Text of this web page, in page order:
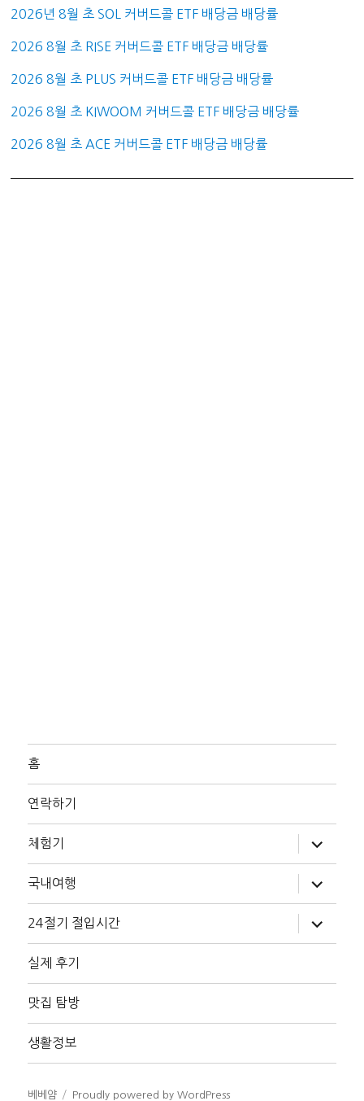
2026년 8월 초 SOL 커버드콜 ETF 배당금 배당률
2026 8월 초 RISE 커버드콜 ETF 배당금 배당률
2026 8월 초 PLUS 커버드콜 ETF 배당금 배당률
2026 8월 초 KIWOOM 커버드콜 ETF 배당금 배당률
2026 8월 초 ACE 커버드콜 ETF 배당금 배당률
홈
연락하기
체험기
위
메
확
장
국내여행
위
메
확
장
24절기 절입시간
위
메
장
실제 후기
맛집 탐방
생활정보
베베얌 Proudly powered by WordPress